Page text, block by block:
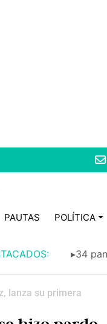
PAUTAS POLÍTICA
▸34
lanza su primera